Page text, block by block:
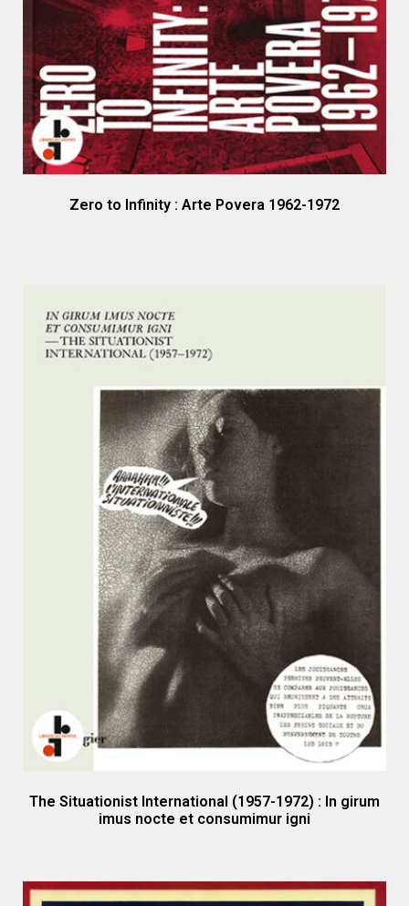
Zero to Infinity : Arte Povera 1962-1972
The Situationist International (1957-1972) : In girum
imus nocte et consumimur igni